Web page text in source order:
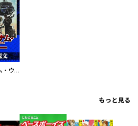
ヴェトナム・ウォー VIETNAM WAR
もっと見る